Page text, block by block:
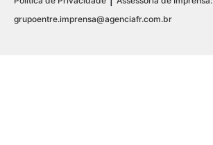
grupoentre.imprensa@agenciafr.com.br